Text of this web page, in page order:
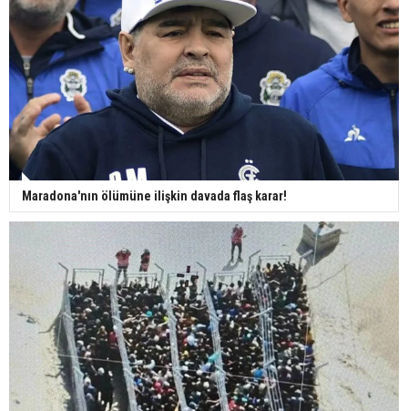
Maradona'nın ölümüne ilişkin davada flaş karar!